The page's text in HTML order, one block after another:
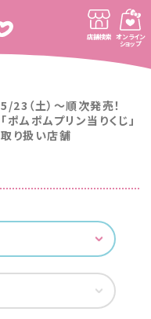
店舗検索 オンライン
ショップ
5/23（土）〜順次発売！
「ポムポムプリン当りくじ」
取り扱い店舗